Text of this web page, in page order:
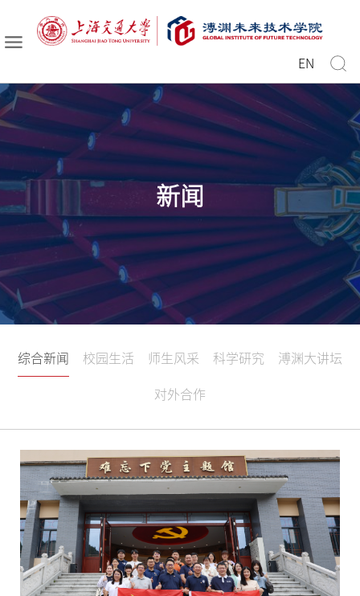
EN
新闻
综合新闻 校园生活 师生风采 科学研究 溥渊大讲坛
对外合作